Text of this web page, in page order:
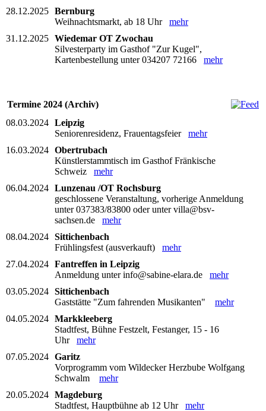
28.12.2025 Bernburg
Weihnachtsmarkt, ab 18 Uhr mehr
31.12.2025 Wiedemar OT Zwochau
Silvesterparty im Gasthof "Zur Kugel",
Kartenbestellung unter 034207 72166 mehr
Termine 2024 (Archiv)
08.03.2024 Leipzig
Seniorenresidenz, Frauentagsfeier mehr
16.03.2024 Obertrubach
Künstlerstammtisch im Gasthof Fränkische
Schweiz mehr
06.04.2024 Lunzenau /OT Rochsburg
geschlossene Veranstaltung, vorherige Anmeldung
unter 037383/83800 oder unter villa@bsv-
sachsen.de mehr
08.04.2024 Sittichenbach
Frühlingsfest (ausverkauft) mehr
27.04.2024 Fantreffen in Leipzig
Anmeldung unter info@sabine-elara.de mehr
03.05.2024 Sittichenbach
Gaststätte "Zum fahrenden Musikanten" mehr
04.05.2024 Markkleeberg
Stadtfest, Bühne Festzelt, Festanger, 15 - 16
Uhr mehr
07.05.2024 Garitz
Vorprogramm vom Wildecker Herzbube Wolfgang
Schwalm mehr
20.05.2024 Magdeburg
Stadtfest, Hauptbühne ab 12 Uhr mehr